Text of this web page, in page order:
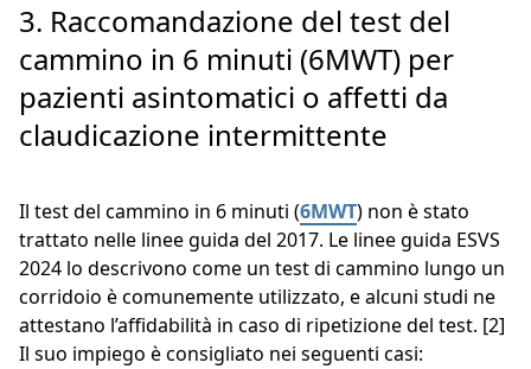
3. Raccomandazione del test del
cammino in 6 minuti (6MWT) per
pazienti asintomatici o affetti da
claudicazione intermittente
Il test del cammino in 6 minuti (6MWT) non è stato
trattato nelle linee guida del 2017. Le linee guida ESVS
2024 lo descrivono come un test di cammino lungo un
corridoio è comunemente utilizzato, e alcuni studi ne
attestano l’affidabilità in caso di ripetizione del test. [2]
Il suo impiego è consigliato nei seguenti casi: